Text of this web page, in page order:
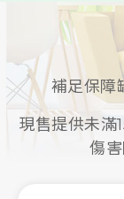
補足保障
現售提供未滿
傷